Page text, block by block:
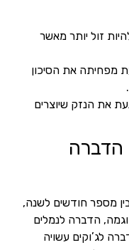
זול יותר מאשר
מפחיתה את הסיכון
את הנזק שיוצרים
הדברה
מספר חודשים לשנה,
הדברה לנמלים
שהדברה לג’וקים עשויה